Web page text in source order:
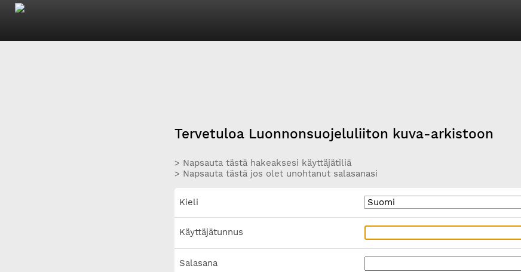
Tervetuloa Luonnonsuojeluliiton kuva-arkistoon
> Napsauta tästä hakeaksesi käyttäjätiliä
> Napsauta tästä jos olet unohtanut salasanasi
Kieli
Käyttäjätunnus
Salasana